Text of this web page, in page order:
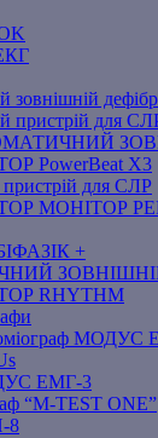
зовнішній
пристрій для
PowerBeat X3
для СЛР
МОНІТОР
+
RHYTHM
МОДУС
ЕМГ-3
“M-TEST ONE”
8